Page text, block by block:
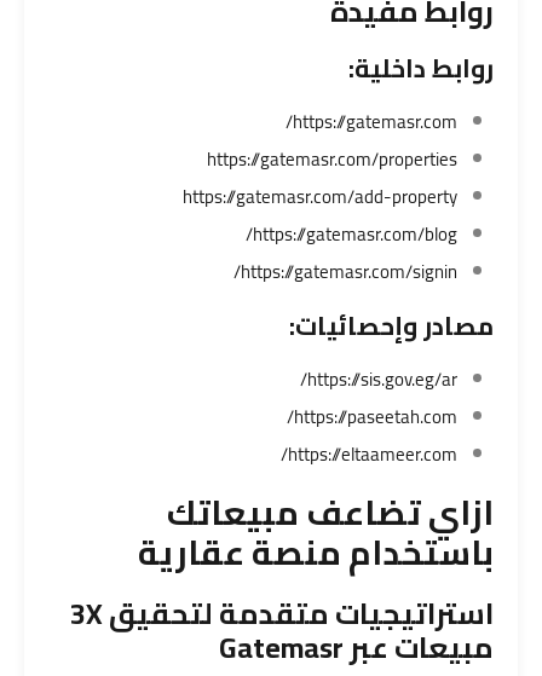
روابط مفيدة
روابط داخلية:
https://gatemasr.com/
https://gatemasr.com/properties
https://gatemasr.com/add-property
https://gatemasr.com/blog/
https://gatemasr.com/signin/
مصادر وإحصائيات:
https://sis.gov.eg/ar/
https://paseetah.com/
https://eltaameer.com/
ازاي تضاعف مبيعاتك
باستخداممنصة عقارية
استراتيجيات متقدمة لتحقيق 3X
مبيعات عبرGatemasr